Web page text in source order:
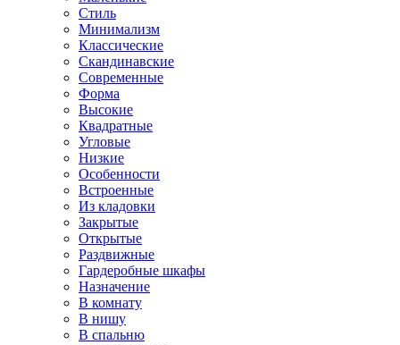
Стиль
Минимализм
Классические
Скандинавские
Современные
Форма
Высокие
Квадратные
Угловые
Низкие
Особенности
Встроенные
Из кладовки
Закрытые
Открытые
Раздвижные
Гардеробные шкафы
Назначение
В комнату
В нишу
В спальню